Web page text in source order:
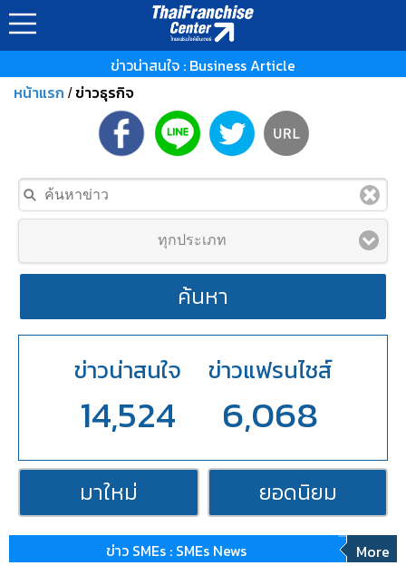
ข่าวน่าสนใจ : Business Article
หน้าแรก /ข่าวธุรกิจ
ทุกประเภท
ค้นหา
ข่าวน่าสนใจ
14,524
ข่าวแฟรนไชส์
6,068
มาใหม่ ยอดนิยม
ข่าว SMEs : SMEs News More